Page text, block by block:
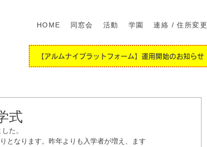
HOME 同窓会 活動 学園 連絡 / 住所変更
【アルムナイプラットフォーム】運用開始のお知らせ
式
た。
となります。昨年よりも入学者が増え、ます